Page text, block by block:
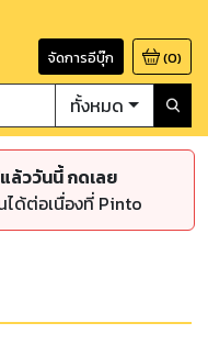
จัดการอีบุ๊ก (0)
ทั้งหมด
ล้ววันนี้ กดเลย
ด้ต่อเนื่องที่ Pinto